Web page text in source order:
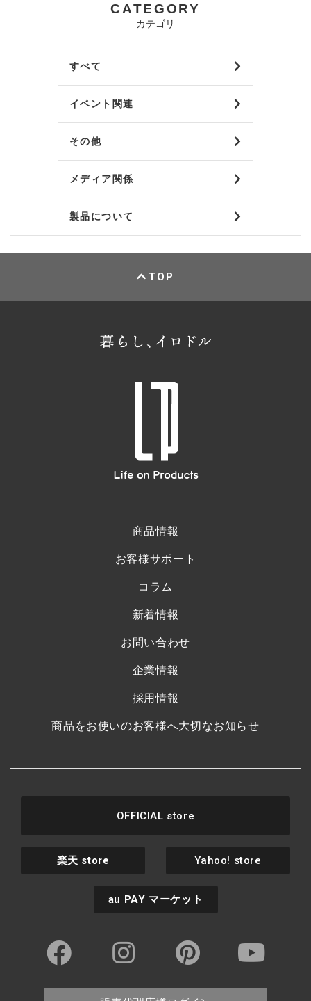
CATEGORY
カテゴリ
すべて
イベント関連
その他
メディア関係
製品について
TOP
商品情報
お客様サポート
コラム
新着情報
お問い合わせ
企業情報
採用情報
商品をお使いのお客様へ大切なお知らせ
OFFICIAL store
楽天 store Yahoo! store
au PAY マーケット